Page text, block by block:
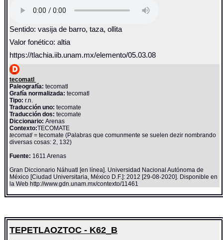
Sentido: vasija de barro, taza, ollita
Valor fonético: altia
https://tlachia.iib.unam.mx/elemento/05.03.08
tecomatl
Paleografía: tecomatl
Grafía normalizada: tecomatl
Tipo: r.n.
Traducción uno: tecomate
Traducción dos: tecomate
Diccionario:Arenas
Contexto:TECOMATE
tecomatl= tecomate (Palabras que comunmente se suelen dezir nombrando
diversas cosas: 2, 132)
Fuente: 1611 Arenas
Gran Diccionario Náhuatl [en línea]. Universidad Nacional Autónoma de
México [Ciudad Universitaria, México D.F.]: 2012 [29-08-2020]. Disponible en
la Web http://www.gdn.unam.mx/contexto/11461
TEPETLAOZTOC - K62_B